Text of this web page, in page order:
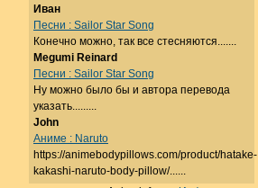
Иван
Песни : Sailor Star Song
Конечно можно, так все стесняются.......
Megumi Reinard
Песни : Sailor Star Song
Ну можно было бы и автора перевода
указать.........
John
Аниме : Naruto
https://animebodypillows.com/product/hatake-
kakashi-naruto-body-pillow/......